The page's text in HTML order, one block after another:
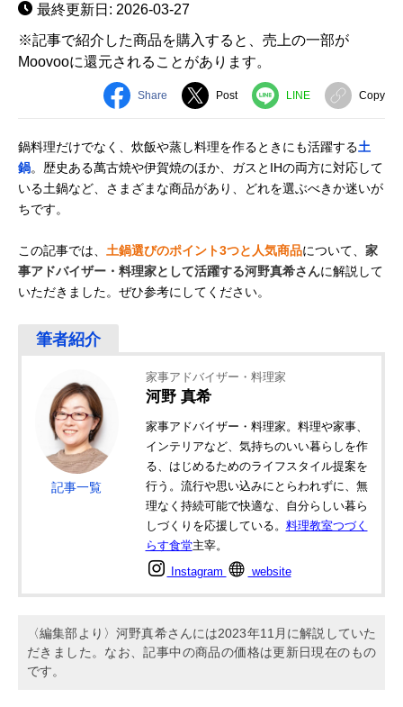
最終更新日: 2026-03-27
※記事で紹介した商品を購入すると、売上の一部が
Moovooに還元されることがあります。
Share Post LINE Copy
鍋料理だけでなく、炊飯や蒸し料理を作るときにも活躍する土
鍋。歴史ある萬古焼や伊賀焼のほか、ガスとIHの両方に対応して
いる土鍋など、さまざまな商品があり、どれを選ぶべきか迷いが
ちです。
この記事では、 土鍋選びのポイント3つと人気商品について、 家
事アドバイザー・料理家として活躍する河野真希さんに解説して
いただきました。ぜひ参考にしてください。
記事一覧
家事アドバイザー・料理家
河野 真希
家事アドバイザー・料理家。料理や家事、
インテリアなど、気持ちのいい暮らしを作
る、はじめるためのライフスタイル提案を
行う。流行や思い込みにとらわれずに、無
理なく持続可能で快適な、自分らしい暮ら
しづくりを応援している。 料理教室つづく
らす食堂主宰。
Instagram website
〈編集部より〉河野真希さんには2023年11月に解説していた
だきました。なお、記事中の商品の価格は更新日現在のもの
です。